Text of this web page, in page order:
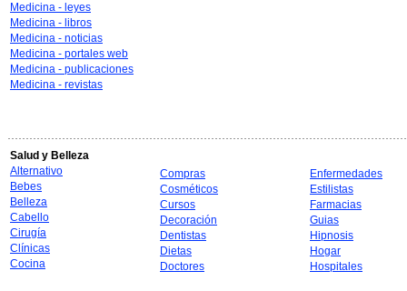
Medicina - leyes
Medicina - libros
Medicina - noticias
Medicina - portales web
Medicina - publicaciones
Medicina - revistas
Salud y Belleza
Alternativo
Bebes
Belleza
Cabello
Cirugía
Clínicas
Cocina
Compras
Cosméticos
Cursos
Decoración
Dentistas
Dietas
Doctores
Enfermedades
Estilistas
Farmacias
Guias
Hipnosis
Hogar
Hospitales